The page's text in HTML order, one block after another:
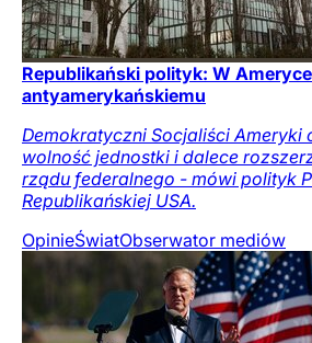
Republikański polityk: W
antyamerykańskiemu
Demokratyczni Socjaliści Ameryki
wolność jednostki i dalece
rządu federalnego - mówi polityk
Republikańskiej USA.
OpinieŚwiatObserwator mediów